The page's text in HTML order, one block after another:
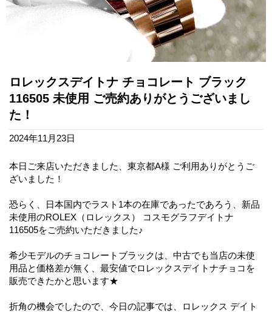
ロレックスデイトナ チョコレート ブラック
116505 未使用 ご売約ありがとうございまし
た！
2024年11月23日
本日ご来店いただきました、東京都A様 ご利用ありがとうご
ざいました！
恐らく、日本国内でラスト1本の在庫であったであろう、新品
未使用のROLEX（ロレックス） コスモグラフデイトナ
116505をご売約いただきました♪
希少モデルのチョコレートブラックは、中古でも当店の未使
用品と価格差が無く、最安値でロレックスデイトナチョコを
販売できたかと思います★
折角の機会でしたので、今日の記事では、ロレックス デイト